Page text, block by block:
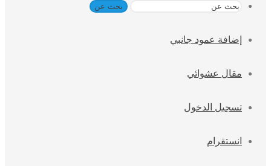
بحث عن
إضافة عمود جانبي
مقال عشوائي
تسجيل الدخول
انستقرام